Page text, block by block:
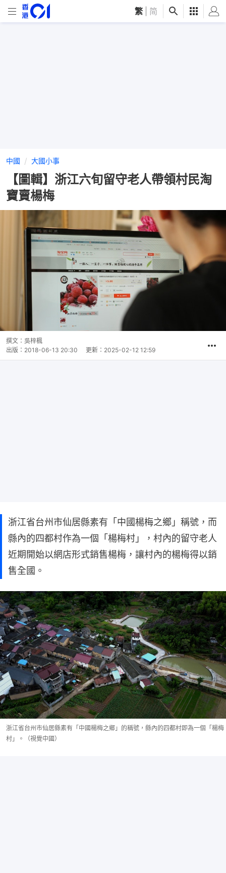
繁 简
中國 大國小事
【圖輯】浙江六旬留守老人帶領村民淘
寶賣楊梅
撰文： 吳梓楓
出版： 2018-06-13 20:30 更新： 2025-02-12 12:59
浙江省台州市仙居縣素有「中國楊梅之鄉」稱號，而
縣內的四都村作為一個「楊梅村」，村內的留守老人
近期開始以網店形式銷售楊梅，讓村內的楊梅得以銷
售全國。
浙江省台州市仙居縣素有「中國楊梅之鄉」的稱號，縣內的四都村即為一個「楊梅
村」。（視覺中國）